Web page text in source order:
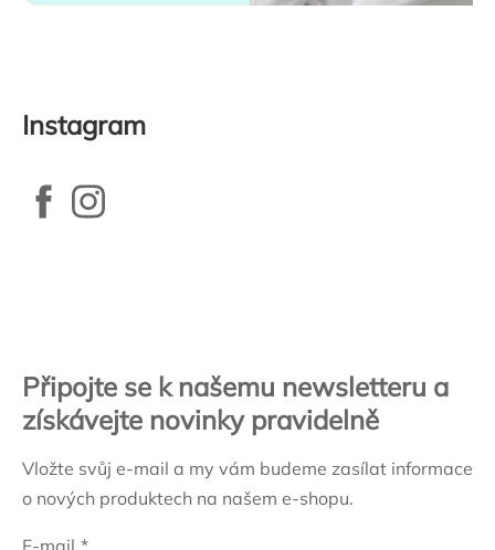
Instagram
Připojte se k našemu newsletteru a
získávejte novinky pravidelně
Vložte svůj e-mail a my vám budeme zasílat informace
o nových produktech na našem e-shopu.